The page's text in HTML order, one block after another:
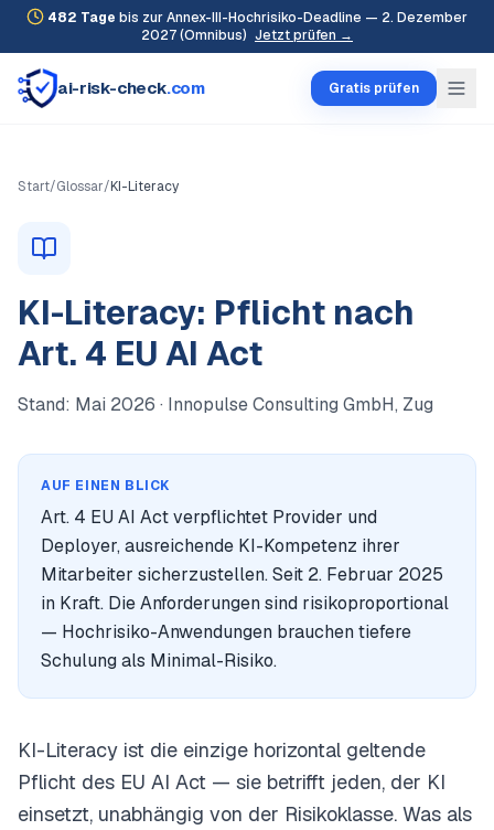
482 Tage bis zur Annex-III-Hochrisiko-Deadline — 2. Dezember
2027 (Omnibus) Jetzt prüfen →
ai-risk-check.com Gratis prüfen
Start/Glossar/KI-Literacy
KI-Literacy: Pflicht nach
Art. 4 EU AI Act
Stand: Mai 2026 · Innopulse Consulting GmbH, Zug
AUF EINEN BLICK
Art. 4 EU AI Act verpflichtet Provider und
Deployer, ausreichende KI-Kompetenz ihrer
Mitarbeiter sicherzustellen. Seit 2. Februar 2025
in Kraft. Die Anforderungen sind risikoproportional
— Hochrisiko-Anwendungen brauchen tiefere
Schulung als Minimal-Risiko.
KI-Literacy ist die einzige horizontal geltende
Pflicht des EU AI Act — sie betrifft jeden, der KI
einsetzt, unabhängig von der Risikoklasse. Was als